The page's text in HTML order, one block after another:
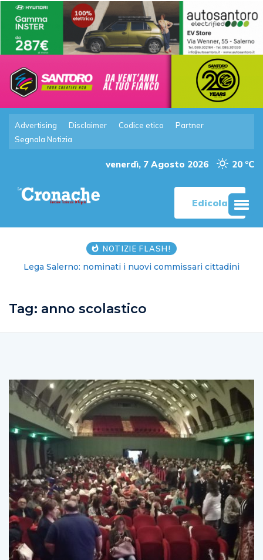
Advertising Disclaimer Codice etico
Partner
Segnala Notizia
venerdì, 7 Agosto 2026 20 °C
Edicola
NOTIZIE FLASH!
Lega Salerno: nominati i nuovi commissari cittadini
Tag: anno scolastico